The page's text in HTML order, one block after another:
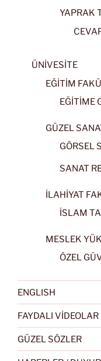
YAPRAK
ÜNİVESİTE
EĞİTİM
EĞİTİME
GÜZEL
GÖRSEL
SANAT
İLAHİYAT
İSLAM
MESLEK
ÖZEL
ENGLISH
FAYDALI VİDEOLAR
GÜZEL SÖZLER